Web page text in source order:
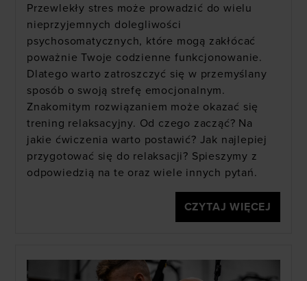
Przewlekły stres może prowadzić do wielu
nieprzyjemnych dolegliwości
psychosomatycznych, które mogą zakłócać
poważnie Twoje codzienne funkcjonowanie.
Dlatego warto zatroszczyć się w przemyślany
sposób o swoją strefę emocjonalnym.
Znakomitym rozwiązaniem może okazać się
trening relaksacyjny. Od czego zacząć? Na
jakie ćwiczenia warto postawić? Jak najlepiej
przygotować się do relaksacji? Spieszymy z
odpowiedzią na te oraz wiele innych pytań.
CZYTAJ WIĘCEJ